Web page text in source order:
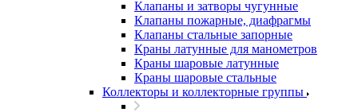
Клапаны и затворы чугунные
Клапаны пожарные, диафрагмы
Клапаны стальные запорные
Краны латунные для манометров
Краны шаровые латунные
Краны шаровые стальные
Коллекторы и коллекторные группы